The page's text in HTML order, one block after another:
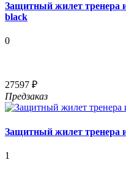
Защитный жилет тренера
black
0
27597 ₽
Предзаказ
Защитный жилет тренера
1